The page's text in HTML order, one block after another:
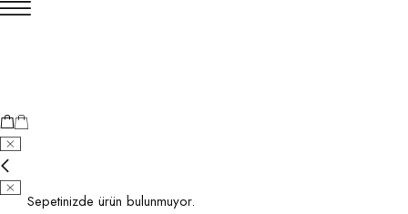
Sepetinizde ürün bulunmuyor.